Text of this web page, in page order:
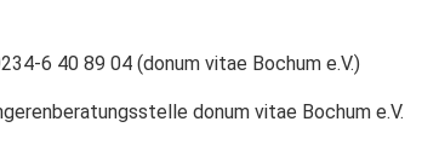
6 40 89 04 (donum vitae Bochum e.V.)
donum vitae Bochum e.V.